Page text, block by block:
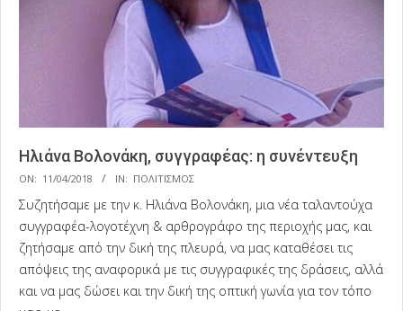
Ηλιάνα Βολονάκη, συγγραφέας: η συνέντευξη
2018-
04-
ON: 11/04/2018 IN: ΠΟΛΙΤΙΣΜΟΣ
Συζητήσαμε με την κ. Ηλιάνα Βολονάκη, μια νέα ταλαντούχα
συγγραφέα-λογοτέχνη & αρθρογράφο της περιοχής μας, και
ζητήσαμε από την δική της πλευρά, να μας καταθέσει τις
απόψεις της αναφορικά με τις συγγραφικές της δράσεις, αλλά
και να μας δώσει και την δική της οπτική γωνία για τον τόπο